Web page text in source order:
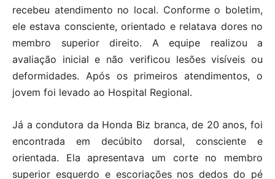
recebeu atendimento no local. Conforme o boletim,
ele estava consciente, orientado e relatava dores no
membro superior direito. A equipe realizou a
avaliação inicial e não verificou lesões visíveis ou
deformidades. Após os primeiros atendimentos, o
jovem foi levado ao Hospital Regional.
Já a condutora da Honda Biz branca, de 20 anos, foi
encontrada em decúbito dorsal, consciente e
orientada. Ela apresentava um corte no membro
superior esquerdo e escoriações nos dedos do pé